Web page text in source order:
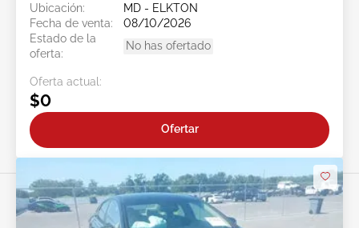
Ubicación:
MD - ELKTON
Fecha de venta:
08/10/2026
Estado de la
oferta:
No has ofertado
Oferta actual:
$0
Ofertar